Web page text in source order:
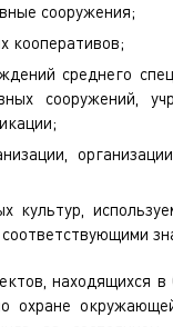
сооружения;
кооперативов;
среднего
сооружений,
культур,
находящихся
охране